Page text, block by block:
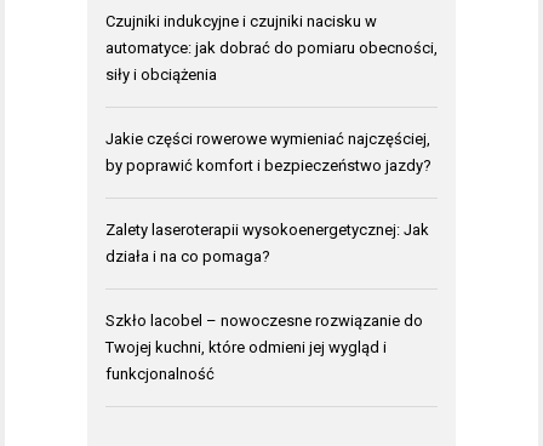
Czujniki indukcyjne i czujniki nacisku w
automatyce: jak dobrać do pomiaru obecności,
siły i obciążenia
Jakie części rowerowe wymieniać najczęściej,
by poprawić komfort i bezpieczeństwo jazdy?
Zalety laseroterapii wysokoenergetycznej: Jak
działa i na co pomaga?
Szkło lacobel – nowoczesne rozwiązanie do
Twojej kuchni, które odmieni jej wygląd i
funkcjonalność